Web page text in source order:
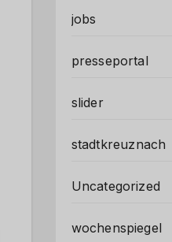
jobs
presseportal
slider
stadtkreuznach
Uncategorized
wochenspiegel